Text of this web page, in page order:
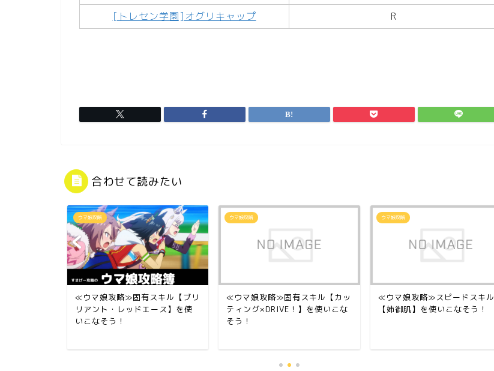
[トレセン学園]オグリキャップ
R
合わせて読みたい
ウマ娘攻略
≪ウマ娘攻略≫固有スキル【ブリ
リアント・レッドエース】を使
いこなそう！
ウマ娘攻略
≪ウマ娘攻略≫固有スキル【カッ
ティング×DRIVE！】を使いこな
そう！
ウマ娘攻略
≪ウマ娘攻略≫スピードスキル
【姉御肌】を使いこなそう！